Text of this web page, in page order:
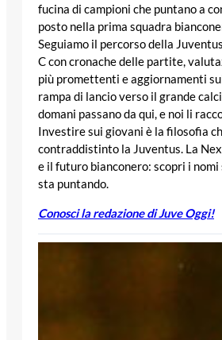
fucina di campioni che puntano a
posto nella prima squadra
Seguiamo il percorso della
C con cronache delle partite,
più promettenti e aggiornamenti
rampa di lancio verso il grande
domani passano da qui, e noi li
Investire sui giovani è la filosofia
contraddistinto la Juventus. La
e il futuro bianconero: scopri i nomi
sta puntando.
Conosci la redazione di Juve Oggi!